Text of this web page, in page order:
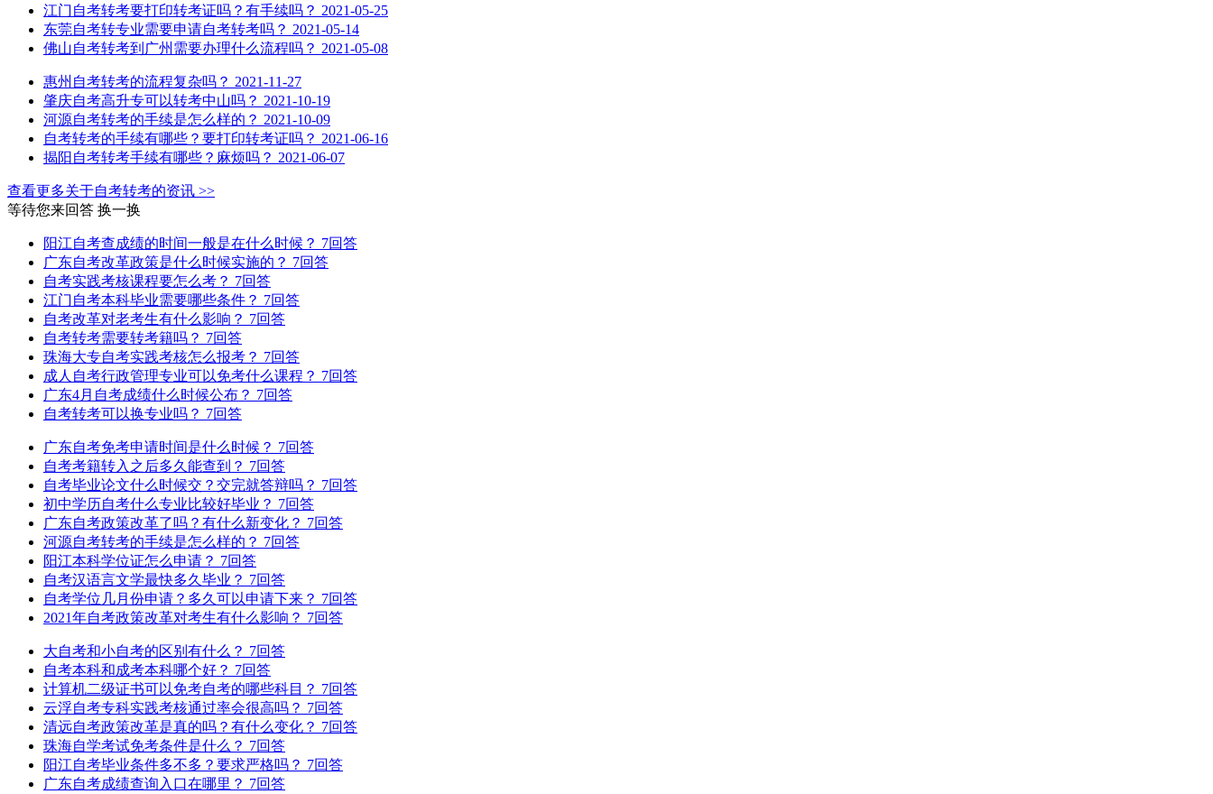
江门自考转考要打印转考证吗？有手续吗？ 2021-05-25
东莞自考转专业需要申请自考转考吗？ 2021-05-14
佛山自考转考到广州需要办理什么流程吗？ 2021-05-08
惠州自考转考的流程复杂吗？ 2021-11-27
肇庆自考高升专可以转考中山吗？ 2021-10-19
河源自考转考的手续是怎么样的？ 2021-10-09
自考转考的手续有哪些？要打印转考证吗？ 2021-06-16
揭阳自考转考手续有哪些？麻烦吗？ 2021-06-07
查看更多关于自考转考
的资讯 >>
等待您来回答 换一换
阳江自考查成绩的时间一般是在什么时候？ 7回答
广东自考改革政策是什么时候实施的？ 7回答
自考实践考核课程要怎么考？ 7回答
江门自考本科毕业需要哪些条件？ 7回答
自考改革对老考生有什么影响？ 7回答
自考转考需要转考籍吗？ 7回答
珠海大专自考实践考核怎么报考？ 7回答
成人自考行政管理专业可以免考什么课程？ 7回答
广东4月自考成绩什么时候公布？ 7回答
自考转考可以换专业吗？ 7回答
广东自考免考申请时间是什么时候？ 7回答
自考考籍转入之后多久能查到？ 7回答
自考毕业论文什么时候交？交完就答辩吗？ 7回答
初中学历自考什么专业比较好毕业？ 7回答
广东自考政策改革了吗？有什么新变化？ 7回答
河源自考转考的手续是怎么样的？ 7回答
阳江本科学位证怎么申请？ 7回答
自考汉语言文学最快多久毕业？ 7回答
自考学位几月份申请？多久可以申请下来？ 7回答
2021年自考政策改革对考生有什么影响？ 7回答
大自考和小自考的区别有什么？ 7回答
自考本科和成考本科哪个好？ 7回答
计算机二级证书可以免考自考的哪些科目？ 7回答
云浮自考专科实践考核通过率会很高吗？ 7回答
清远自考政策改革是真的吗？有什么变化？ 7回答
珠海自学考试免考条件是什么？ 7回答
阳江自考毕业条件多不多？要求严格吗？ 7回答
广东自考成绩查询入口在哪里？ 7回答